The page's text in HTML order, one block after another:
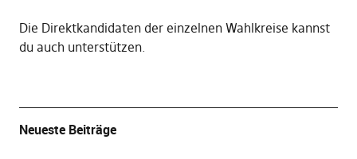
Die Direktkandidaten der einzelnen Wahlkreise kannst
du auch unterstützen.
Neueste Beiträge